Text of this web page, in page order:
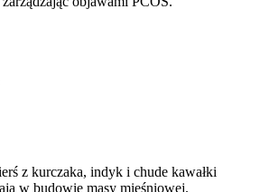
z kurczaka, indyk i chude kawałki
w budowie masy mięśniowej.